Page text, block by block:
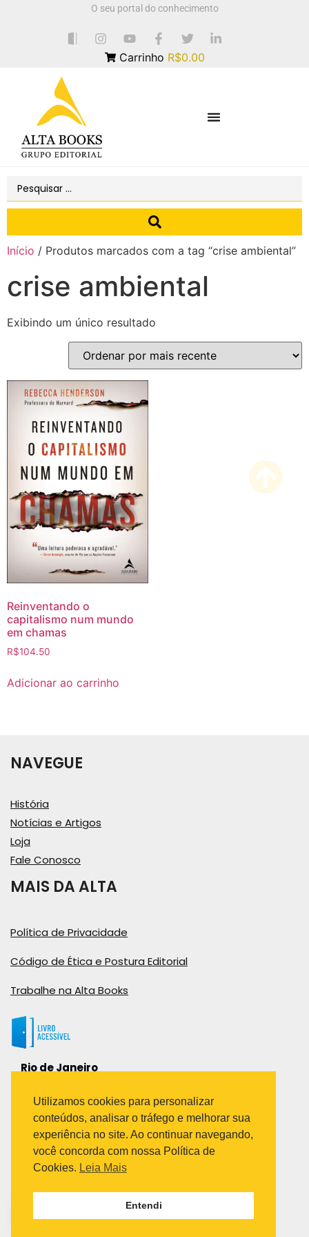
O seu portal do conhecimento
Carrinho R$0.00
Início / Produtos marcados com a tag “crise ambiental”
crise ambiental
Exibindo um único resultado
Reinventando o
capitalismo num mundo
em chamas
R$104.50
Adicionar ao carrinho
NAVEGUE
História
Notícias e Artigos
Loja
Fale Conosco
MAIS DA ALTA
Política de Privacidade
Código de Ética e Postura Editorial
Trabalhe na Alta Books
Rio de Janeiro
Bairro Industrial do Jacaré
Rio de Janeiro – RJ – CEP: 20970-031
Telefone:
(21) 3278-8069
(21) 3995-7512
Avenida Paulista 1636 / sala 1407
Utilizamos cookies para personalizar
conteúdos, analisar o tráfego e melhorar sua
experiência no site. Ao continuar navegando,
você concorda com nossa Política de
Cookies. Leia Mais
Entendi